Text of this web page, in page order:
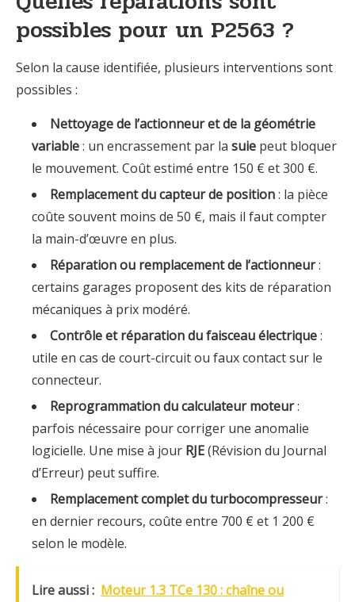
possibles pour un P2563 ?
Selon la cause identifiée, plusieurs interventions sont
possibles :
Nettoyage de l’actionneur et de la géométrie
variable: un encrassement par la suie peut bloquer
le mouvement. Coût estimé entre 150 € et 300 €.
Remplacement du capteur de position: la pièce
coûte souvent moins de 50 €, mais il faut compter
la main-d’œuvre en plus.
Réparation ou remplacement de l’actionneur:
certains garages proposent des kits de réparation
mécaniques à prix modéré.
Contrôle et réparation du faisceau électrique:
utile en cas de court-circuit ou faux contact sur le
connecteur.
Reprogrammation du calculateur moteur:
parfois nécessaire pour corriger une anomalie
logicielle. Une mise à jour RJE(Révision du Journal
d’Erreur) peut suffire.
Remplacement complet du turbocompresseur:
en dernier recours, coûte entre 700 € et 1 200 €
selon le modèle.
Lire aussi : Moteur 1.3 TCe 130 : chaîne ou